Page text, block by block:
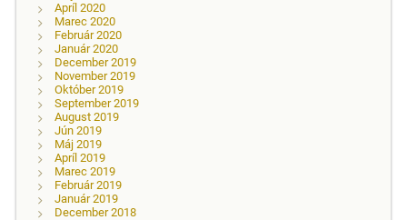
Apríl 2020
Marec 2020
Február 2020
Január 2020
December 2019
November 2019
Október 2019
September 2019
August 2019
Jún 2019
Máj 2019
Apríl 2019
Marec 2019
Február 2019
Január 2019
December 2018